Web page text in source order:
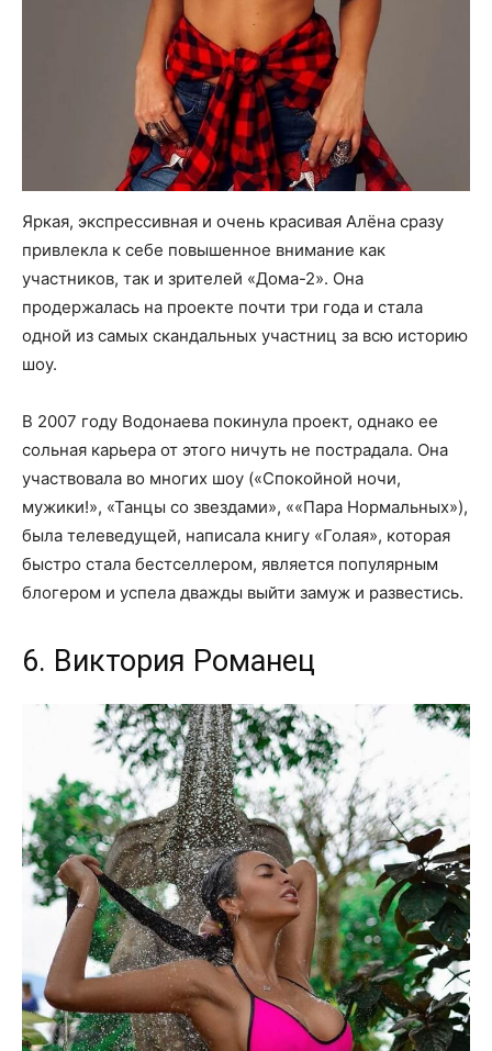
Яркая, экспрессивная и очень красивая Алёна сразу
привлекла к себе повышенное внимание как
участников, так и зрителей «Дома-2». Она
продержалась на проекте почти три года и стала
одной из самых скандальных участниц за всю историю
шоу.
В 2007 году Водонаева покинула проект, однако ее
сольная карьера от этого ничуть не пострадала. Она
участвовала во многих шоу («Спокойной ночи,
мужики!», «Танцы со звездами», ««Пара Нормальных»),
была телеведущей, написала книгу «Голая», которая
быстро стала бестселлером, является популярным
блогером и успела дважды выйти замуж и развестись.
6. Виктория Романец